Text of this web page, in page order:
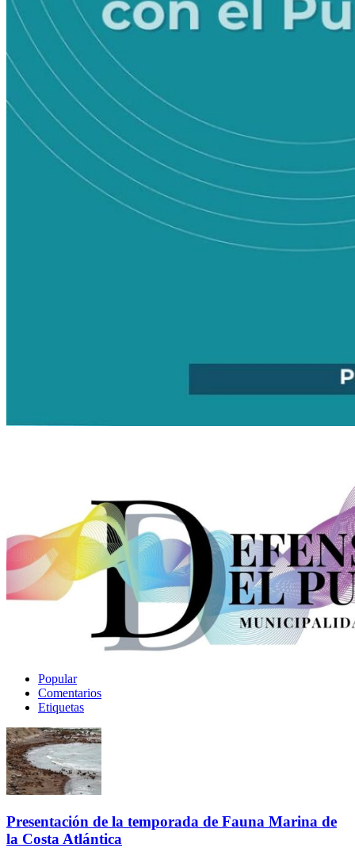
Popular
Comentarios
Etiquetas
Presentación de la temporada de Fauna Marina de
la Costa Atlántica